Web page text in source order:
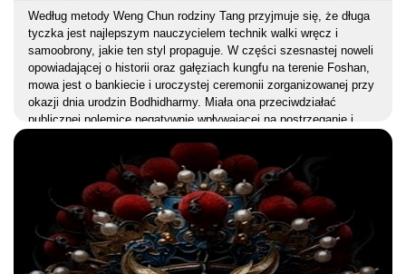
Według metody Weng Chun rodziny Tang przyjmuje się, że długa
tyczka jest najlepszym nauczycielem technik walki wręcz i
samoobrony, jakie ten styl propaguje. W części szesnastej noweli
opowiadającej o historii oraz gałęziach kungfu na terenie Foshan,
mowa jest o bankiecie i uroczystej ceremonii zorganizowanej przy
okazji dnia urodzin Bodhidharmy. Miała ona przeciwdziałać
publicznej polemice negatywnie wpływającej na postrzeganie i